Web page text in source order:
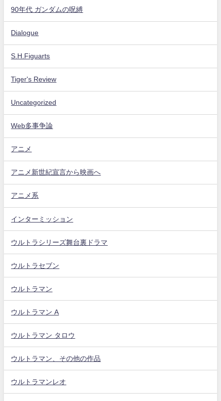
90年代 ガンダムの呪縛
Dialogue
S.H.Figuarts
Tiger's Review
Uncategorized
Web多事争論
アニメ
アニメ新世紀宣言から映画へ
アニメ系
インターミッション
ウルトラシリーズ舞台裏ドラマ
ウルトラセブン
ウルトラマン
ウルトラマン A
ウルトラマン タロウ
ウルトラマン、その他の作品
ウルトラマンレオ